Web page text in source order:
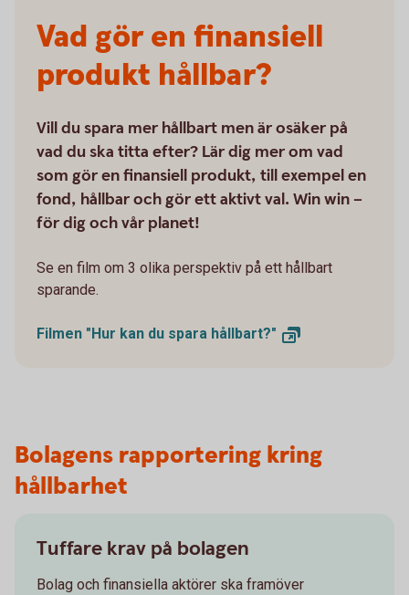
Vad gör en finansiell
produkt hållbar?
Vill du spara mer hållbart men är osäker på
vad du ska titta efter? Lär dig mer om vad
som gör en finansiell produkt, till exempel en
fond, hållbar och gör ett aktivt val. Win win –
för dig och vår planet!
Se en film om 3 olika perspektiv på ett hållbart
sparande.
Filmen "Hur kan du spara hållbart?"
Bolagens rapportering kring
hållbarhet
Tuffare krav på bolagen
Bolag och finansiella aktörer ska framöver